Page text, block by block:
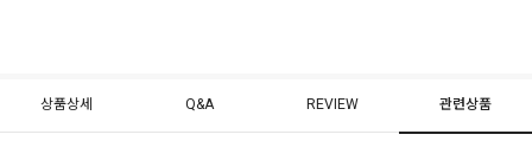
상품상세 Q&A REVIEW 관련상품